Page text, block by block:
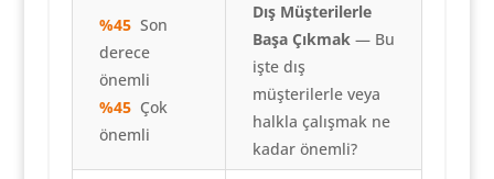
%45Son
derece
önemli
%45Çok
önemli
Dış Müşterilerle
Başa Çıkmak— Bu
işte dış
müşterilerle veya
halkla çalışmak ne
kadar önemli?